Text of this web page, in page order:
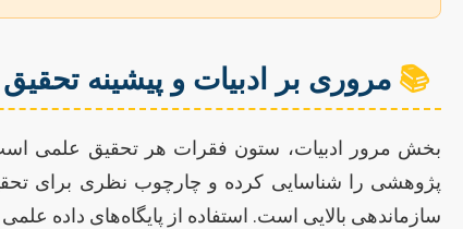
📚 مروری بر ادبیات و پیشینه تحقیق
بخش مرور ادبیات، ستون فقرات هر تحقیق علمی
پژوهشی را شناسایی کرده و چارچوب نظری برای تحقیق
سازماندهی بالایی است. استفاده از پایگاه‌های داده